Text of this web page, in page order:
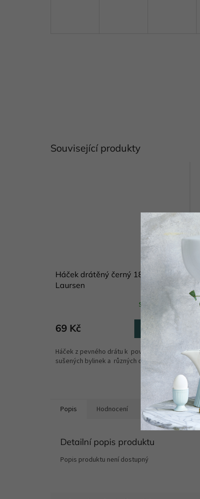
Související produkty
Háček drátěný černý 18 cm IB
Laursen
Skladem (35 ks)
69 Kč Do košíku
Háček z pevného drátu k pověšení utěrek,
sušených bylinek a různých dekorací....
Popis Hodnocení Diskuze
Detailní popis produktu
Popis produktu není dostupný